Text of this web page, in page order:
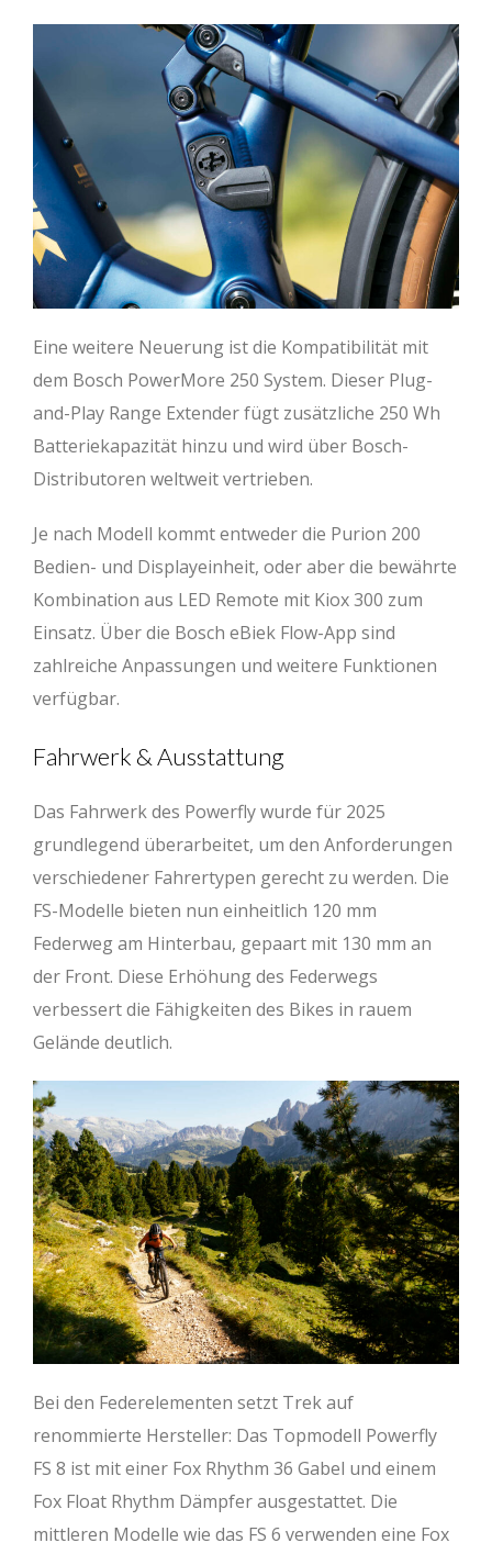
Eine weitere Neuerung ist die Kompatibilität mit
dem Bosch PowerMore 250 System. Dieser Plug-
and-Play Range Extender fügt zusätzliche 250 Wh
Batteriekapazität hinzu und wird über Bosch-
Distributoren weltweit vertrieben.
Je nach Modell kommt entweder die Purion 200
Bedien- und Displayeinheit, oder aber die bewährte
Kombination aus LED Remote mit Kiox 300 zum
Einsatz. Über die Bosch eBiek Flow-App sind
zahlreiche Anpassungen und weitere Funktionen
verfügbar.
Fahrwerk & Ausstattung
Das Fahrwerk des Powerfly wurde für 2025
grundlegend überarbeitet, um den Anforderungen
verschiedener Fahrertypen gerecht zu werden. Die
FS-Modelle bieten nun einheitlich 120 mm
Federweg am Hinterbau, gepaart mit 130 mm an
der Front. Diese Erhöhung des Federwegs
verbessert die Fähigkeiten des Bikes in rauem
Gelände deutlich.
Bei den Federelementen setzt Trek auf
renommierte Hersteller: Das Topmodell Powerfly
FS 8 ist mit einer Fox Rhythm 36 Gabel und einem
Fox Float Rhythm Dämpfer ausgestattet. Die
mittleren Modelle wie das FS 6 verwenden eine Fox